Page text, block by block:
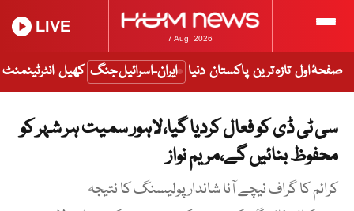
7 Aug, 2026
LIVE
صفحۂ اول تازہ ترین پاکستان دنیا ایران-اسرائیل جنگ کھیل انٹرٹینمنٹ
سی ٹی ڈی کو فعال کردیا گیا،لاہور سمیت ہر شہر کو
محفوظ بنائیں گے،مریم نواز
کرائم کا گراف نیچے آنا شاندار پولیسنگ کا نتیجہ